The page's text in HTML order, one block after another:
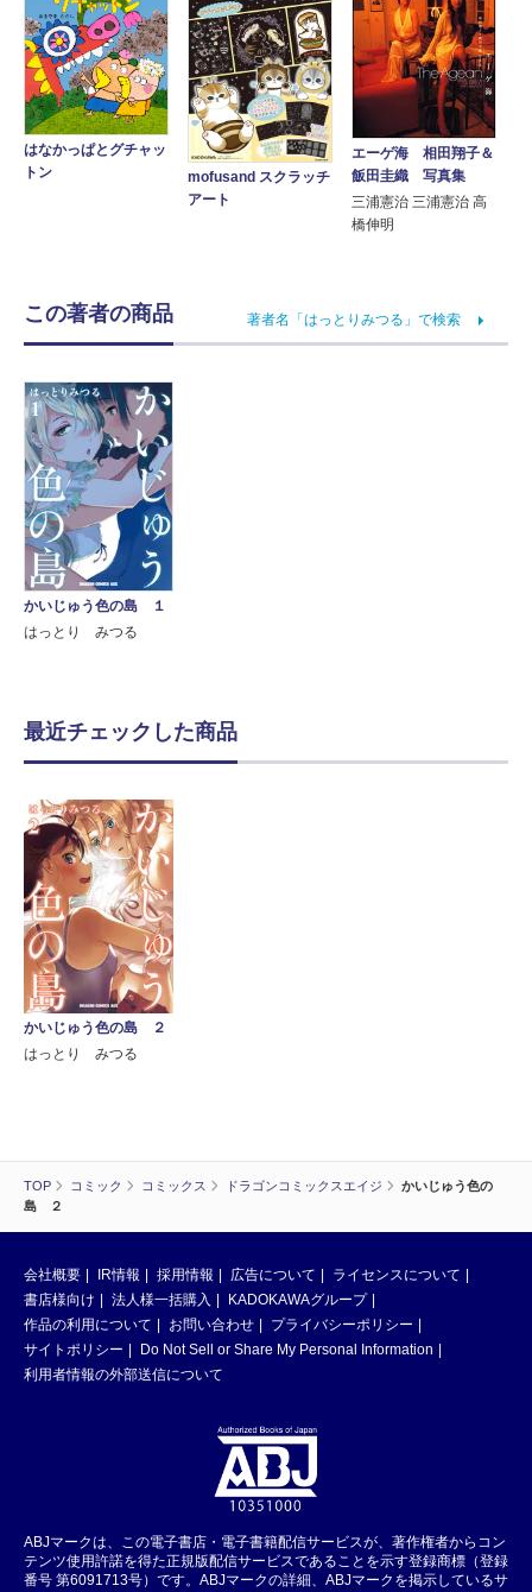
TOP コミック コミックス ドラゴンコミックスエイジ
かいじゅう色の
島 ２
はなかっぱとグチャッ
トン
mofusand スクラッチ
アート
エーゲ海 相田翔子＆
飯田圭織 写真集
三浦憲治 三浦憲治 高
橋伸明
この著者の商品 著者名「はっとりみつる」で検索
かいじゅう色の島 １
はっとり みつる
最近チェックした商品
かいじゅう色の島 ２
はっとり みつる
会社概要 IR情報 採用情報 広告について
ライセンスについて
書店様向け
法人様一括購入
KADOKAWAグループ
作品の利用について
お問い合わせ
プライバシーポリシー
サイトポリシー
Do Not Sell or Share My Personal Information
利用者情報の外部送信について
ABJマークは、この電子書店・電子書籍配信サービスが、著作権者からコン
テンツ使用許諾を得た正規版配信サービスであることを示す登録商標（登録
番号 第6091713号）です。ABJマークの詳細、ABJマークを掲示しているサ